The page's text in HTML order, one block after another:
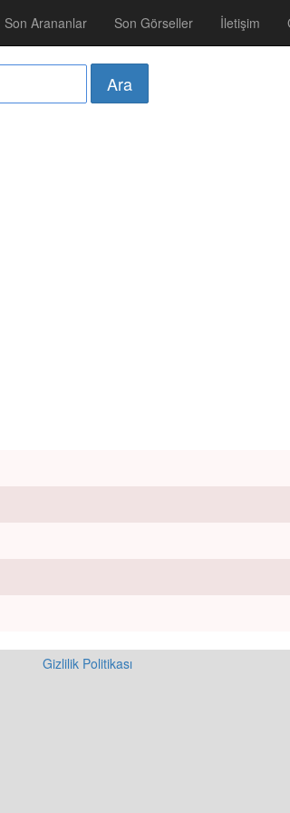
Son Arananlar Son Görseller İletişim
Gizlilik Politikası